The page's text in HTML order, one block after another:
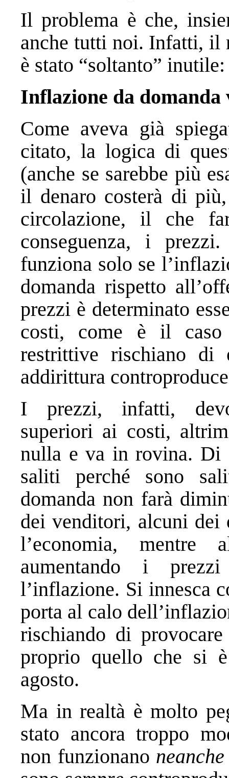
Il problema è che,
anche tutti noi. Infatti, il
è stato “soltanto”
Inflazione da domanda
Come aveva già
citato, la logica di
(anche se sarebbe più
il denaro costerà di
circolazione, il che
conseguenza, i
funziona solo se
domanda rispetto
prezzi è determinato
costi, come è il caso
restrittive rischiano di
addirittura
I prezzi, infatti,
superiori ai costi,
nulla e va in rovina. Di
saliti perché sono
domanda non farà
dei venditori, alcuni dei
l’economia, mentre
aumentando i
l’inflazione. Si innesca
porta al calo
rischiando di
proprio quello che si è
agosto.
Ma in realtà è molto
stato ancora troppo
non funzionano neanche